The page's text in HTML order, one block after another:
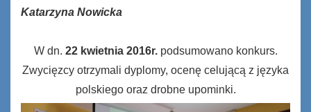
Katarzyna Nowicka
W dn. 22 kwietnia 2016r.podsumowano konkurs.
Zwycięzcy otrzymali dyplomy, ocenę celującą z języka
polskiego oraz drobne upominki.